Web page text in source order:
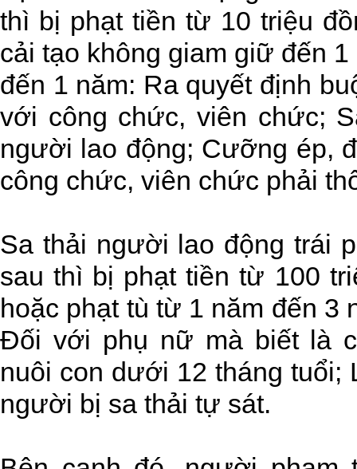
thì bị phạt tiền từ 10 triệu
cải tạo không giam giữ đến
đến 1 năm: Ra quyết định
với công chức, viên chức;
người lao động; Cưỡng ép,
công chức, viên chức phải
Sa thải người lao động trái
sau thì bị phạt tiền từ 100
hoặc phạt tù từ 1 năm đến
Đối với phụ nữ mà biết là
nuôi con dưới 12 tháng tuổi;
người bị sa thải tự sát.